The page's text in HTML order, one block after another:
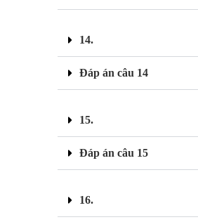
14.
Đáp án câu 14
15.
Đáp án câu 15
16.